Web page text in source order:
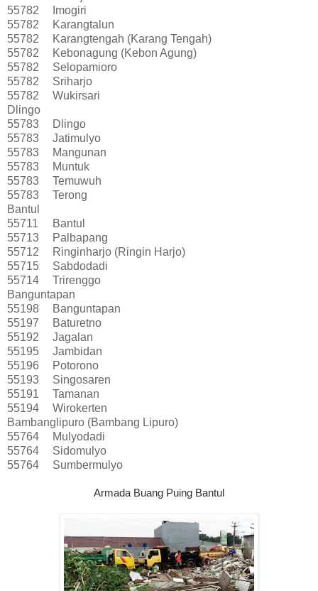
55782
Imogiri
55782
Karangtalun
55782
Karangtengah (Karang Tengah)
55782
Kebonagung (Kebon Agung)
55782
Selopamioro
55782
Sriharjo
55782
Wukirsari
Dlingo
55783
Dlingo
55783
Jatimulyo
55783
Mangunan
55783
Muntuk
55783
Temuwuh
55783
Terong
Bantul
55711
Bantul
55713
Palbapang
55712
Ringinharjo (Ringin Harjo)
55715
Sabdodadi
55714
Trirenggo
Banguntapan
55198
Banguntapan
55197
Baturetno
55192
Jagalan
55195
Jambidan
55196
Potorono
55193
Singosaren
55191
Tamanan
55194
Wirokerten
Bambanglipuro (Bambang Lipuro)
55764
Mulyodadi
55764
Sidomulyo
55764
Sumbermulyo
Armada Buang Puing Bantul